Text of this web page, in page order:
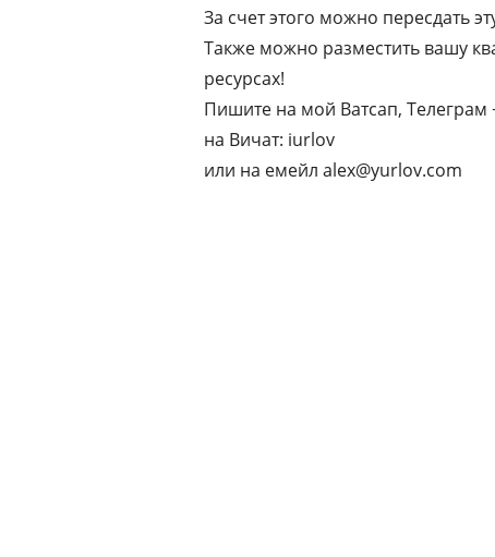
За счет этого можно пересдать
Также можно разместить вашу
ресурсах!
Пишите на мой Ватсап, Телеграм
на Вичат: iurlov
или на емейл alex@yurlov.com